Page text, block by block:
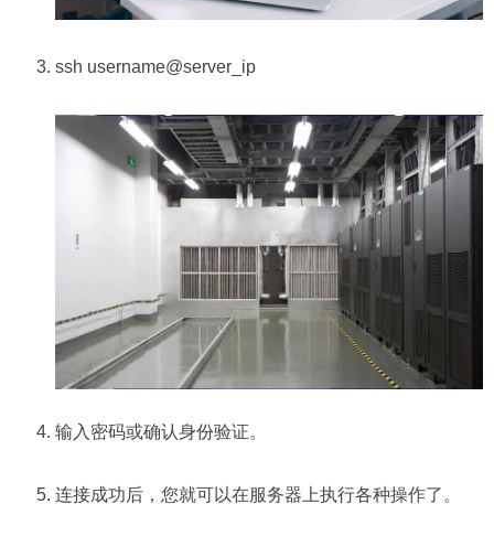
ssh username@server_ip
输入密码或确认身份验证。
连接成功后，您就可以在服务器上执行各种操作了。